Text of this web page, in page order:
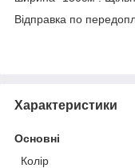
Відправка по
Характеристики
Основні
Колір